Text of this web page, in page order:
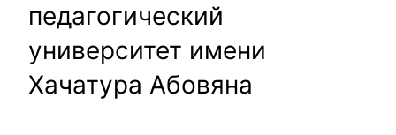
педагогический
университет имени
Хачатура Абовяна